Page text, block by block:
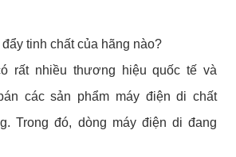
tinh chất của hãng nào?
rất nhiều thương hiệu quốc tế và
các sản phẩm máy điện di chất
Trong đó, dòng máy điện di đang